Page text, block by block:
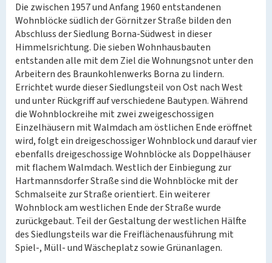
Die zwischen 1957 und Anfang 1960 entstandenen
Wohnblöcke südlich der Görnitzer Straße bilden den
Abschluss der Siedlung Borna-Südwest in dieser
Himmelsrichtung. Die sieben Wohnhausbauten
entstanden alle mit dem Ziel die Wohnungsnot unter den
Arbeitern des Braunkohlenwerks Borna zu lindern.
Errichtet wurde dieser Siedlungsteil von Ost nach West
und unter Rückgriff auf verschiedene Bautypen. Während
die Wohnblockreihe mit zwei zweigeschossigen
Einzelhäusern mit Walmdach am östlichen Ende eröffnet
wird, folgt ein dreigeschossiger Wohnblock und darauf vier
ebenfalls dreigeschossige Wohnblöcke als Doppelhäuser
mit flachem Walmdach. Westlich der Einbiegung zur
Hartmannsdorfer Straße sind die Wohnblöcke mit der
Schmalseite zur Straße orientiert. Ein weiterer
Wohnblock am westlichen Ende der Straße wurde
zurückgebaut. Teil der Gestaltung der westlichen Hälfte
des Siedlungsteils war die Freiflächenausführung mit
Spiel-, Müll- und Wäscheplatz sowie Grünanlagen.